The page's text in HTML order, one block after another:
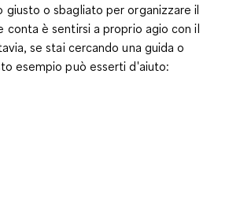
giusto o sbagliato per organizzare il
conta è sentirsi a proprio agio con il
se stai cercando una guida o
esempio può esserti d'aiuto: